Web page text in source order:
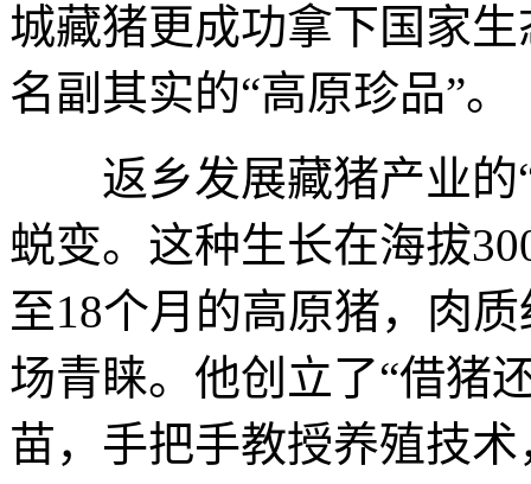
城藏猪更成功拿下国家
名副其实的“高原珍品”。
返乡发展藏猪产业的“
蜕变。这种生长在海拔
至18个月的高原猪，肉
场青睐。他创立了“借猪
苗，手把手教授养殖技